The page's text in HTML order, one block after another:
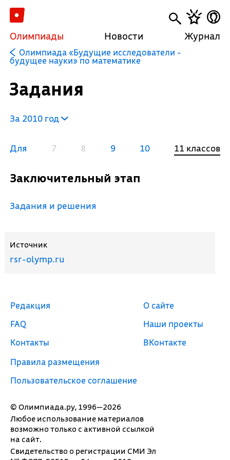
Олимпиады Новости Журнал
Олимпиада «Будущие исследователи -
будущее науки» по математике
Задания
За 2010 год
Для 7 8 9 10 11 классов
Заключительный этап
Задания и решения
Источник
rsr-olymp.ru
© Олимпиада.ру, 1996—2026
Любое использование материалов
возможно только с активной ссылкой
на сайт.
Свидетельство о регистрации СМИ Эл
Редакция
FAQ
Контакты
Правила размещения
Пользовательское соглашение
О сайте
Наши проекты
ВКонтакте